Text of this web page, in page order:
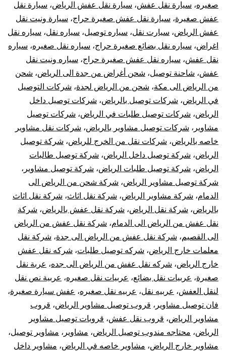
صغيره، سيارة نقل عفش، سيارة نقل عفش الرياض، سيارة نقل
عفش صغيرة، سيارة نقل عفش صغيرة حراج، سيارة ونيت نقل
عفش الرياض، سيارت نقل، سياره توصيل، سياره نقل، سياره نقل
اغراض، سياره نقل بضائع صغيرة حراج، سياره نقل صغيره، سياره
نقل عفش، سياره نقل عفش صغيرة حراج، سياره ونيت نقل
عفش، شاحنة توصيل، شحن أغراض من جدة الى الرياض، شحن
من الرياض الى مكة، شحن من الرياض لجدة، شركات التوصيل
في الرياض، شركات توصيل بالرياض، شركات توصيل داخل
الرياض، شركات توصيل طلبات في الرياض، شركات توصيل
مشاوير ، شركات توصيل مشاوير بالرياض، شركات نقل مشاوير
خاصه بالرياض، شركات نقل من الخرج للرياض، شركة توصيل
الرياض، شركة توصيل داخل الرياض، شركة توصيل طالبات
الرياض، شركة توصيل طلبات الرياض، شركة توصيل مشاوير ،
شركة توصيل مشاوير الرياض، شركة شحن من الرياض الى
الدمام، شركة مشاوير الرياض، شركة نقل اثاث، شركة نقل اثاث
بالرياض، شركة نقل الرياض، شركة نقل عفش بالرياض، شركة
نقل عفش من الرياض الى الدمام، شركة نقل عفش من الرياض
الى القصيم، شركة نقل عفش من الرياض الى جدة، شركة نقل
معلمات خارج الرياض، شركه توصيل طلبات، شركه نقل عفش
خارج الرياض، شركه نقل عفش من الرياض الى جده، عربة نقل
صغيرة، عربيات نقل بضائع، عربيات نقل صغيره، عربية نص نقل
لنقل العفش، عربيه نقل، عربيه نقل صغيره، عفش سيارة صغيرة،
فان توصيل مشاوير ، قروب توصيل مشاوير الرياض، قروب
مشاوير الرياض، قروب نقل عفش، قروبات توصيل مشاوير
الرياض، محتاجه مندوب توصيل الرياض، مشاوير ، مشاوير توصيل،
مشاوير خارج الرياض، مشاوير خاصه في الرياض، مشاوير داخل